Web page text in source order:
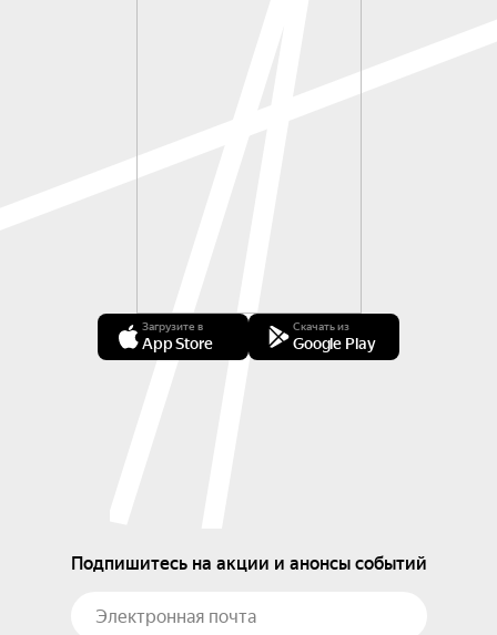
Загрузите в
App Store
Скачать из
Google Play
Подпишитесь на акции и анонсы событий